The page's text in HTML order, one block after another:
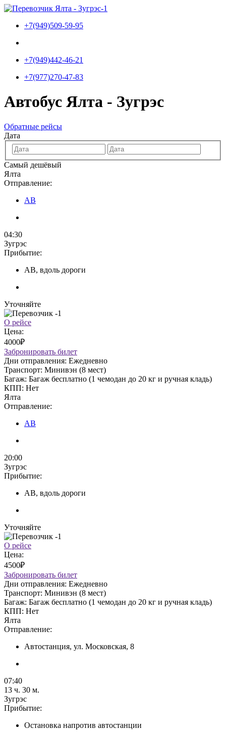
Перейти
содержимому
+7(949)509-59-95
+7(949)442-46-21
+7(977)270-47-83
Автобус Ялта - Зугрэс
Обратные рейсы
Дата
Самый дешёвый
Ялта
Отправление:
АВ
04:30
Зугрэс
Прибытие:
АВ, вдоль дороги
Уточняйте
О рейсе
Цена:
4000₽
Забронировать билет
Дни отправления: Ежедневно
Транспорт: Минивэн (8 мест)
Багаж: Багаж бесплатно (1 чемодан до 20 кг и ручная кладь)
КПП: Нет
Ялта
Отправление:
АВ
20:00
Зугрэс
Прибытие:
АВ, вдоль дороги
Уточняйте
О рейсе
Цена:
4500₽
Забронировать билет
Дни отправления: Ежедневно
Транспорт: Минивэн (8 мест)
Багаж: Багаж бесплатно (1 чемодан до 20 кг и ручная кладь)
КПП: Нет
Ялта
Отправление:
Автостанция, ул. Московская, 8
07:40
13 ч. 30 м.
Зугрэс
Прибытие:
Остановка напротив автостанции